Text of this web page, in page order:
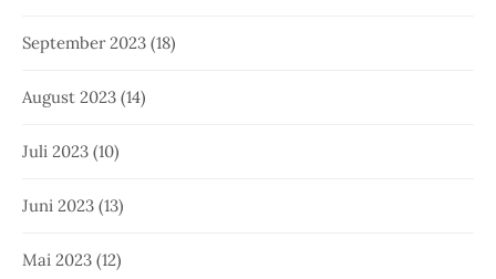
September 2023 (18)
August 2023 (14)
Juli 2023 (10)
Juni 2023 (13)
Mai 2023 (12)